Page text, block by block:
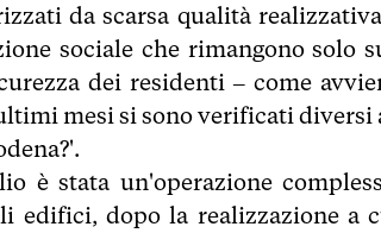
da scarsa qualità
sociale che rimangono solo
dei residenti – come
mesi si sono verificati
è stata un'operazione
edifici, dopo la realizzazione a